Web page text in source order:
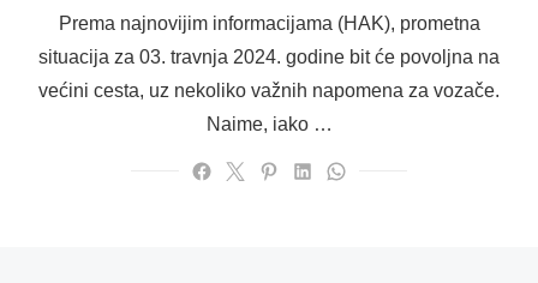
Prema najnovijim informacijama (HAK), prometna
situacija za 03. travnja 2024. godine bit će povoljna na
većini cesta, uz nekoliko važnih napomena za vozače.
Naime, iako …